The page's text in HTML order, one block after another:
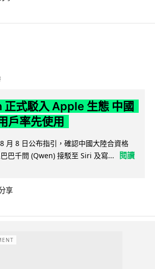
正式駁入 Apple 生態 中國
戶率先使用
月 8 日公布指引，確認中國大陸合資格
巴千問 (Qwen) 接駁至 Siri 及寫...
閱讀
享